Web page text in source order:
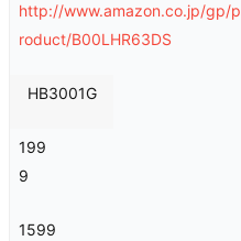
http://www.amazon.co.jp/gp/p
roduct/B00LHR63DS
HB3001G
199
9
1599